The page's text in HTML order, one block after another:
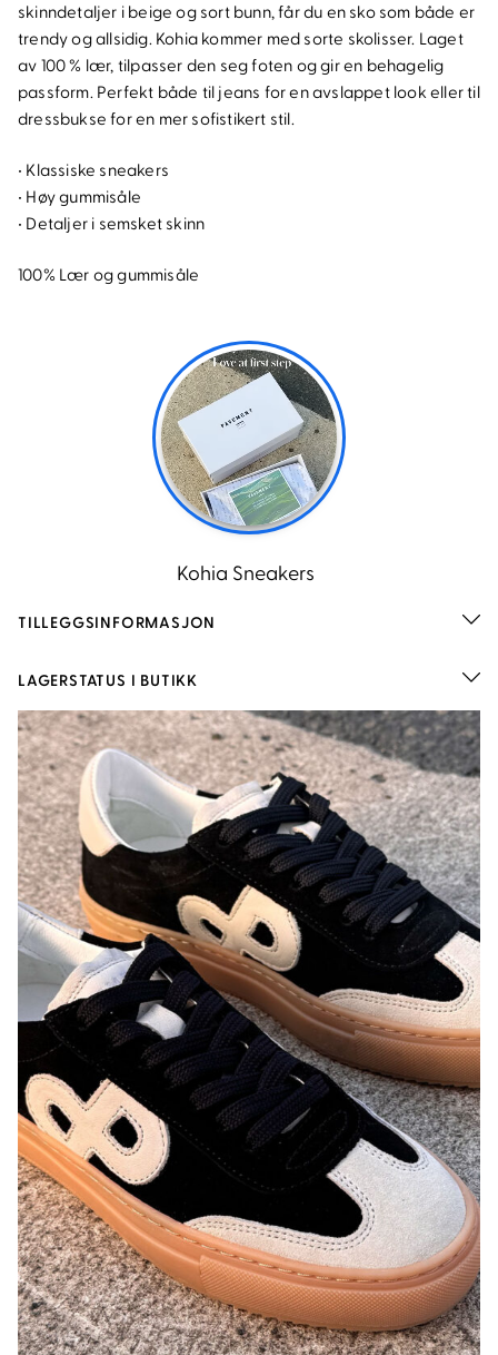
skinndetaljer i beige og sort bunn, får du en sko som både er
trendy og allsidig. Kohia kommer med sorte skolisser. Laget
av 100 % lær, tilpasser den seg foten og gir en behagelig
passform. Perfekt både til jeans for en avslappet look eller til
dressbukse for en mer sofistikert stil.
• Klassiske sneakers
• Høy gummisåle
• Detaljer i semsket skinn
100% Lær og gummisåle
TILLEGGSINFORMASJON
LAGERSTATUS I BUTIKK